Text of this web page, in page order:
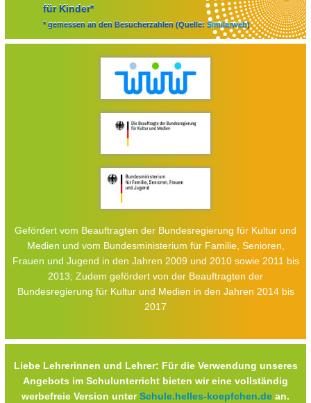
für Kinder*
* gemessen an den Besucherzahlen (Quelle: Similarweb)
Gefördert vom Beauftragten der Bundesregierung für Kultur und
Medien und vom Bundesministerium für Familie, Senioren,
Frauen und Jugend in den Jahren 2009 und 2010 sowie 2011 bis
2013; Zudem gefördert von der Beauftragten der
Bundesregierung für Kultur und Medien in den Jahren 2014 bis
2017
Liebe Lehrerinnen und Lehrer: Für die Verwendung unseres
Angebots im Schulunterricht bieten wir eine vollständig
werbefreie Version unterSchule.helles-koepfchen.de an.